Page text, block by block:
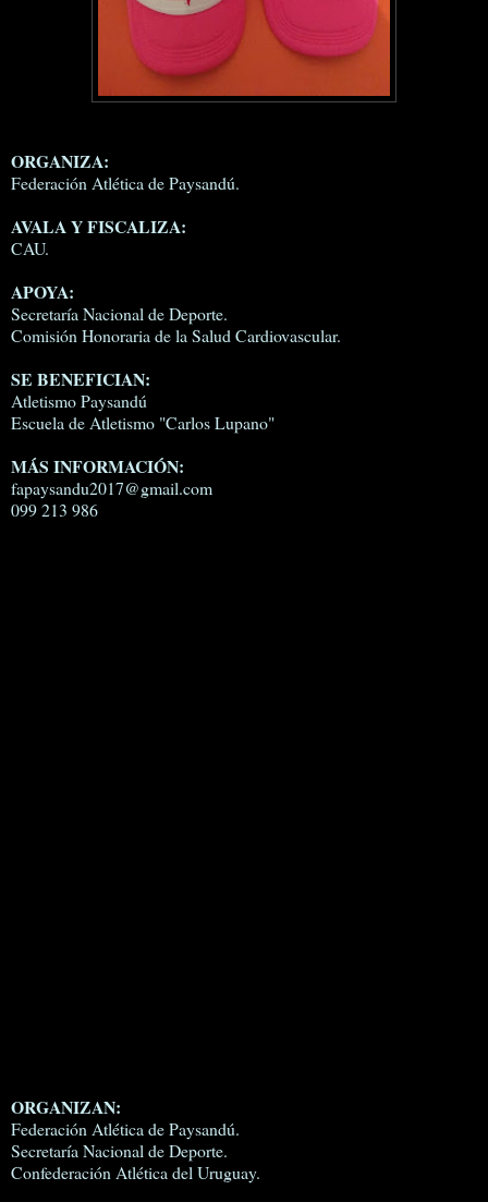
ORGANIZA:
Federación Atlética de Paysandú.
AVALA Y FISCALIZA:
CAU.
APOYA:
Secretaría Nacional de Deporte.
Comisión Honoraria de la Salud Cardiovascular.
SE BENEFICIAN:
Atletismo Paysandú
Escuela de Atletismo "Carlos Lupano"
MÁS INFORMACIÓN:
fapaysandu2017@gmail.com
099 213 986
ORGANIZAN:
Federación Atlética de Paysandú.
Secretaría Nacional de Deporte.
Confederación Atlética del Uruguay.